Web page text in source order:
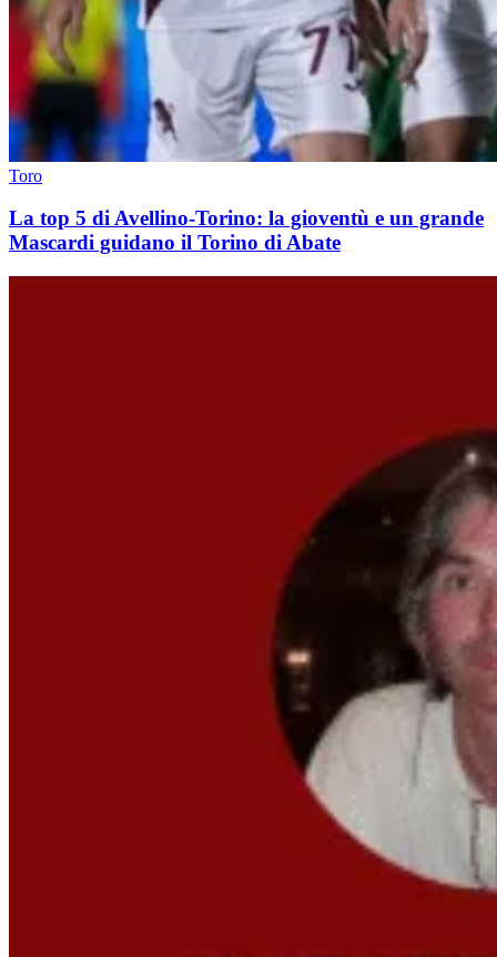
Toro
La top 5 di Avellino-Torino: la gioventù e un grande
Mascardi guidano il Torino di Abate